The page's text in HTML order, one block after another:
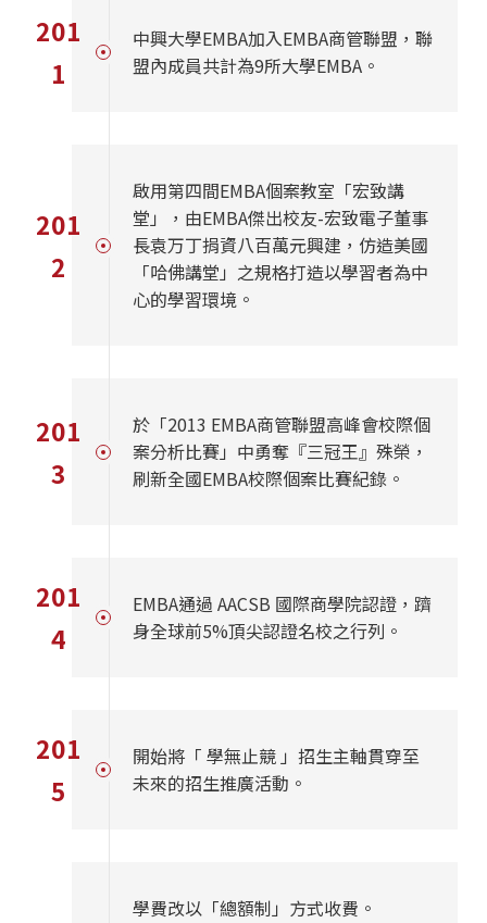
201
1
中興大學EMBA加入EMBA商管聯盟，聯
盟內成員共計為9所大學EMBA。
201
2
啟用第四間EMBA個案教室「宏致講
堂」，由EMBA傑出校友-宏致電子董事
長袁万丁捐資八百萬元興建，仿造美國
「哈佛講堂」之規格打造以學習者為中
心的學習環境。
201
3
於「2013 EMBA商管聯盟高峰會校際個
案分析比賽」中勇奪『三冠王』殊榮，
刷新全國EMBA校際個案比賽紀錄。
201
4
EMBA通過 AACSB 國際商學院認證，躋
身全球前5%頂尖認證名校之行列。
201
5
開始將「 學無止競 」招生主軸貫穿至
未來的招生推廣活動。
學費改以「總額制」方式收費。